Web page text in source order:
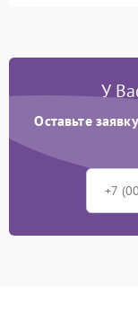
У
Оставьте